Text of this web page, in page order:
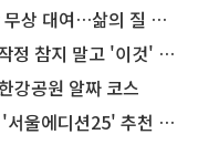
대여…삶의 질 높인다
말고 '이것' 해보세요!
강공원 알짜 코스
에디션25' 추천 코스